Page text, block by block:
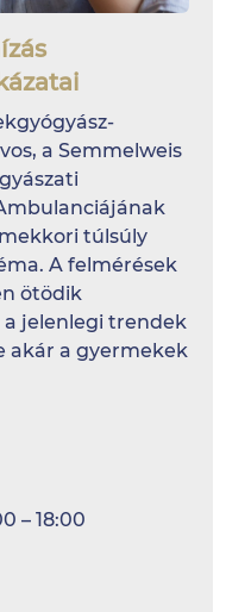
a Semmelweis
túlsúly
A felmérések
ötödik
jelenlegi trendek
akár a gyermekek
– 18:00